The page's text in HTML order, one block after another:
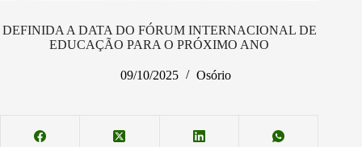
DEFINIDA A DATA DO FÓRUM INTERNACIONAL DE
EDUCAÇÃO PARA O PRÓXIMO ANO
09/10/2025 Osório